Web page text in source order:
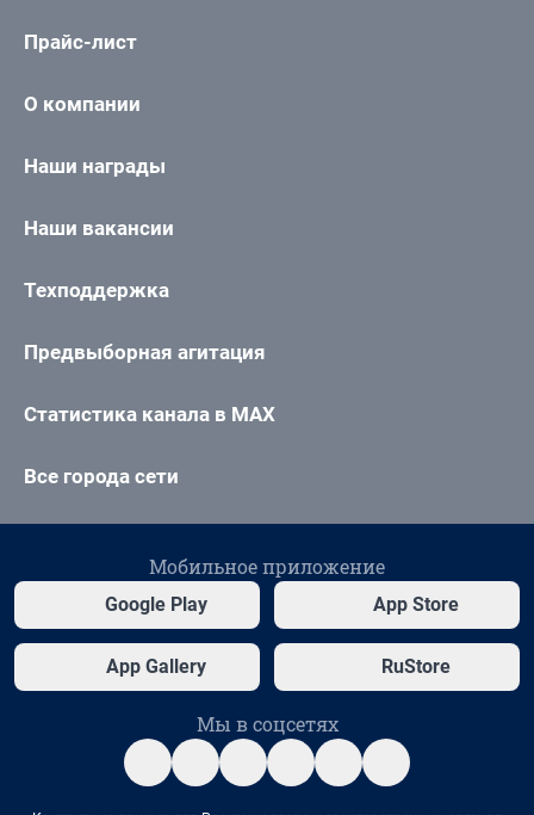
Прайс-лист
О компании
Наши награды
Наши вакансии
Техподдержка
Предвыборная агитация
Статистика канала в MAX
Все города сети
Мобильное приложение
Google Play App Store
App Gallery RuStore
Мы в соцсетях